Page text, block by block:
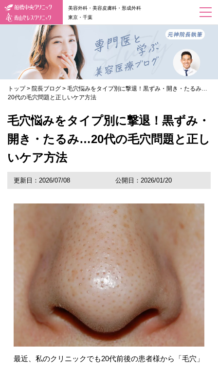
美容外科・美容皮膚科・形成外科
東京・千葉
トップ > 院長ブログ > 毛穴悩みをタイプ別に撃退！黒ずみ・開き・たるみ…
20代の毛穴問題と正しいケア方法
毛穴悩みをタイプ別に撃退！黒ずみ・
開き・たるみ…20代の毛穴問題と正し
いケア方法
更新日：2026/07/08 公開日：2026/01/20
最近、私のクリニックでも20代前後の患者様から「毛穴」